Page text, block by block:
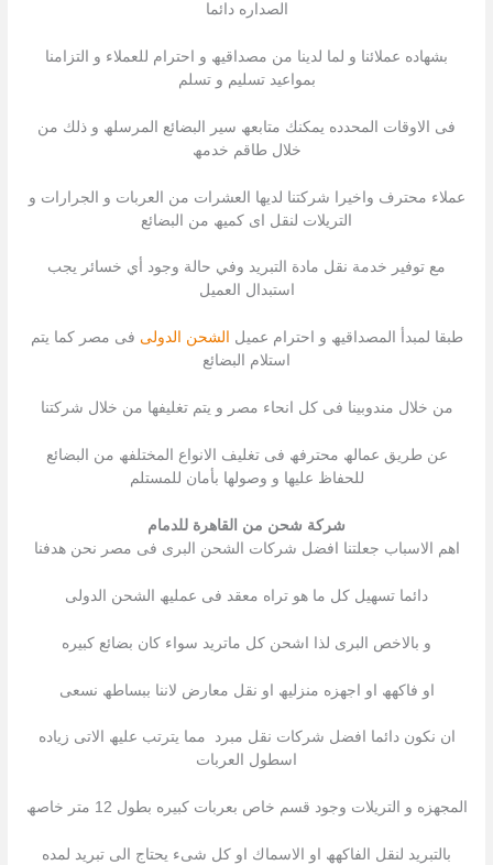
الصداره دائما
بشھاده عملائنا و لما لدینا من مصداقیھ و احترام للعملاء و التزامنا
بمواعید تسلیم و تسلم
فى الاوقات المحدده یمكنك متابعھ سیر البضائع المرسلھ و ذلك من
خلال طاقم خدمھ
عملاء محترف واخیرا شركتنا لدیھا العشرات من العربات و الجرارات و
التریلات لنقل اى كمیھ من البضائع
مع توفير خدمة نقل مادة التبريد وفي حالة وجود أي خسائر يجب
استبدال العميل
طبقا لمبدأ المصداقیھ و احترام عمیل الشحن الدولى فى مصر كما یتم
استلام البضائع
من خلال مندوبینا فى كل انحاء مصر و یتم تغلیفھا من خلال شركتنا
عن طریق عمالھ محترفھ فى تغلیف الانواع المختلفھ من البضائع
للحفاظ علیھا و وصولھا بأمان للمستلم
شركة شحن من القاهرة للدمام
اھم الاسباب جعلتنا افضل شركات الشحن البرى فى مصر نحن ھدفنا
دائما تسھیل كل ما ھو تراه معقد فى عملیھ الشحن الدولى
و بالاخص البرى لذا اشحن كل ماترید سواء كان بضائع كبیره
او فاكھھ او اجھزه منزلیھ او نقل معارض لاننا ببساطھ نسعى
ان نكون دائما افضل شركات نقل مبرد مما یترتب علیھ الاتى زیاده
اسطول العربات
المجھزه و التریلات وجود قسم خاص بعربات كبیره بطول 12 متر خاصھ
بالتبرید لنقل الفاكھھ او الاسماك او كل شىء یحتاج الى تبرید لمده